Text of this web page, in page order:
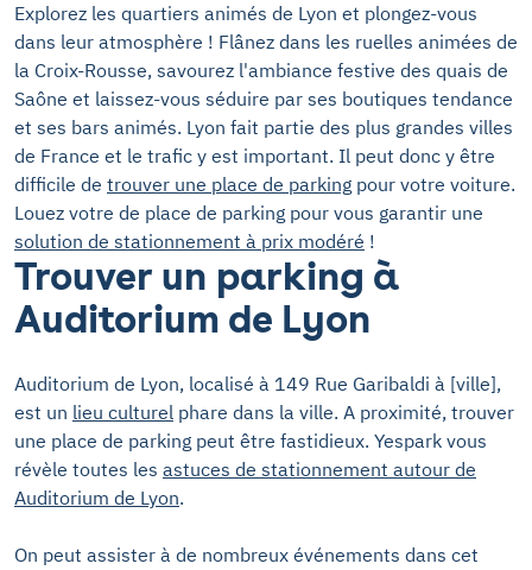
Explorez les quartiers animés de Lyon et plongez-vous
dans leur atmosphère ! Flânez dans les ruelles animées de
la Croix-Rousse, savourez l'ambiance festive des quais de
Saône et laissez-vous séduire par ses boutiques tendance
et ses bars animés. Lyon fait partie des plus grandes villes
de France et le trafic y est important. Il peut donc y être
difficile de trouver une place de parking pour votre voiture.
Louez votre de place de parking pour vous garantir une
solution de stationnement à prix modéré !
Trouver un parking à
Auditorium de Lyon
Auditorium de Lyon, localisé à 149 Rue Garibaldi à [ville],
est un lieu culturel phare dans la ville. A proximité, trouver
une place de parking peut être fastidieux. Yespark vous
révèle toutes les astuces de stationnement autour de
Auditorium de Lyon.
On peut assister à de nombreux événements dans cet